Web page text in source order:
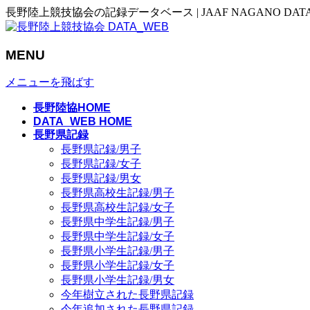
長野陸上競技協会の記録データベース | JAAF NAGANO
MENU
メニューを飛ばす
長野陸協HOME
DATA_WEB HOME
長野県記録
長野県記録/男子
長野県記録/女子
長野県記録/男女
長野県高校生記録/男子
長野県高校生記録/女子
長野県中学生記録/男子
長野県中学生記録/女子
長野県小学生記録/男子
長野県小学生記録/女子
長野県小学生記録/男女
今年樹立された長野県記録